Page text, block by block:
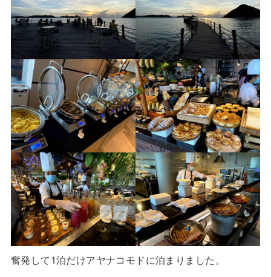
奮発して1泊だけアヤナコモドに泊まりました。